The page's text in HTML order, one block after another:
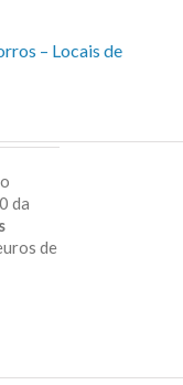
– Locais de
da
de